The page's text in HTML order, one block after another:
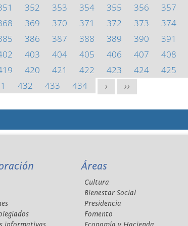
352 353 354 355 356 357
369 370 371 372 373 374
386 387 388 389 390 391
403 404 405 406 407 408
420 421 422 423 424 425
432 433 434 > >>
Áreas
Cultura
Bienestar Social
Presidencia
Fomento